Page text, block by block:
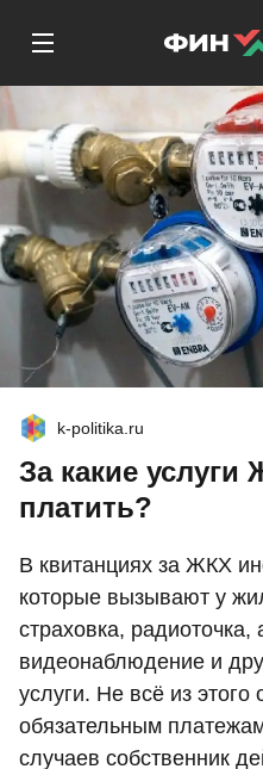
k-politika.ru
За какие
платить?
В квитанциях за ЖКХ
которые вызывают у
страховка, радиоточка,
видеонаблюдение и
услуги. Не всё из этого
обязательным
случаев собственник